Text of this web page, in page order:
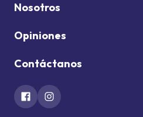
Nosotros
Opiniones
Contáctanos